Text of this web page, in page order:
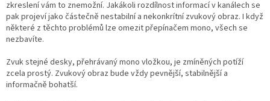
zkreslení vám to znemožní. Jakákoli rozdílnost informací v kanálech se
pak projeví jako částečně nestabilní a nekonkrítní zvukový obraz. I když
některé z těchto problémů lze omezit přepínačem mono, všech se
nezbavíte.
Zvuk stejné desky, přehrávaný mono vložkou, je zmíněných potíží
zcela prostý. Zvukový obraz bude vždy pevnější, stabilnější a
informačně bohatší.